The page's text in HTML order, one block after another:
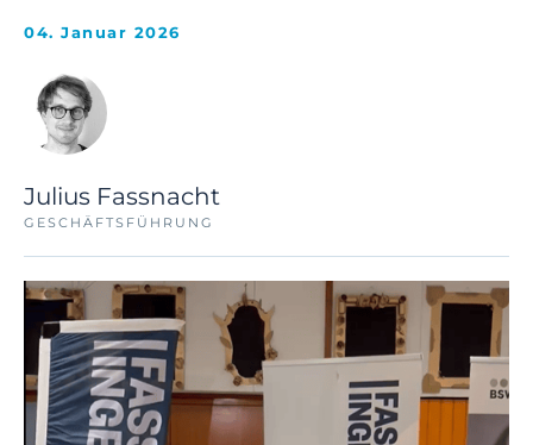
04. Januar 2026
Julius Fassnacht
GESCHÄFTSFÜHRUNG